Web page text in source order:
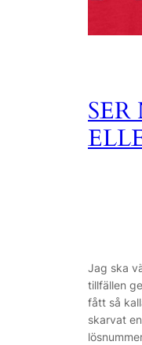
Jag ska
tillfällen
fått så
skarvat